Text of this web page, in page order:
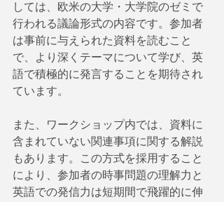
しては、欧米の大学・大学院のゼミで
行われる議論形式の内容です。参加者
は事前に与えられた資料を読むこと
で、より深くテーマについて学び、英
語で積極的に発言することを期待され
ています。
また、ワークショップ内では、資料に
含まれていない関連事項に関する解説
もあります。この方式を採用すること
により、参加者の時事問題の理解力と
英語での発信力は短期間で飛躍的に伸